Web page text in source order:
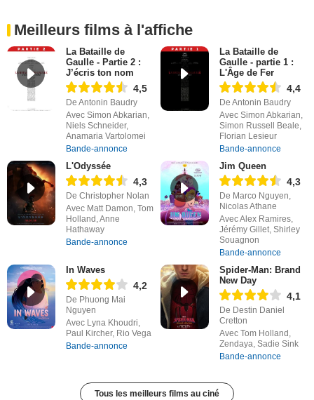
Meilleurs films à l'affiche
La Bataille de
Gaulle - Partie 2 :
J’écris ton nom
4,5
De Antonin Baudry
Avec Simon Abkarian,
Niels Schneider,
Anamaria Vartolomei
Bande-annonce
La Bataille de
Gaulle - partie 1 :
L'Âge de Fer
4,4
De Antonin Baudry
Avec Simon Abkarian,
Simon Russell Beale,
Florian Lesieur
Bande-annonce
L'Odyssée
4,3
De Christopher Nolan
Avec Matt Damon, Tom
Holland, Anne
Hathaway
Bande-annonce
Jim Queen
4,3
De Marco Nguyen,
Nicolas Athane
Avec Alex Ramires,
Jérémy Gillet, Shirley
Souagnon
Bande-annonce
In Waves
4,2
De Phuong Mai
Nguyen
Avec Lyna Khoudri,
Paul Kircher, Rio Vega
Bande-annonce
Spider-Man: Brand
New Day
4,1
De Destin Daniel
Cretton
Avec Tom Holland,
Zendaya, Sadie Sink
Bande-annonce
Tous les meilleurs films au ciné